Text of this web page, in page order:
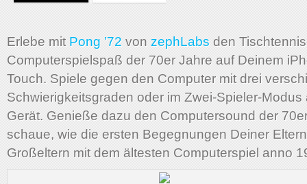
Erlebe mit Pong ’72 von zephLabs den
Computerspielspaß der 70er Jahre auf Deinem
Touch. Spiele gegen den Computer mit drei
Schwierigkeitsgraden oder im Zwei-Spieler-Modus
Gerät. Genieße dazu den Computersound der
schaue, wie die ersten Begegnungen Deiner
Großeltern mit dem ältesten Computerspiel anno